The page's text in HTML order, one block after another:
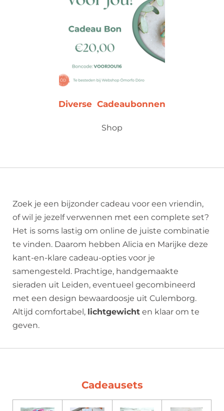
Diverse Cadeaubonnen
Shop
Zoek je een bijzonder cadeau voor een vriendin,
of wil je jezelf verwennen met een complete set?
Het is soms lastig om online de juiste combinatie
te vinden. Daarom hebben Alicia en Marijke deze
kant-en-klare cadeau-opties voor je
samengesteld. Prachtige, handgemaakte
sieraden uit Leiden, eventueel gecombineerd
met een design bewaardoosje uit Culemborg.
Altijd comfortabel, lichtgewicht en klaar om te
geven.
Cadeausets